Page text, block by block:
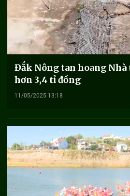
Đắk Nông tan hoang
hơn 3,4 tỉ đồng
11/05/2025 13:18